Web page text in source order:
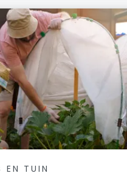
EN TUIN